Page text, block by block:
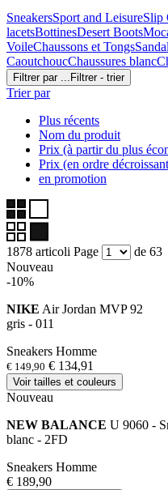
SneakersSport and LeisureSlip
lacetsBottinesDesert Boots
VoileChaussons et Tongs
CaoutchoucChaussures blanc
Filtrer par ... Filtrer - trier
Trier par
Plus récents
Nom du produit
Prix (à partir du plus
Prix (en ordre
en promotion
1878 articoli Page
de 63
Nouveau
-10%
NIKE Air Jordan MVP 92
gris - 011
Sneakers Homme
€ 149,90 € 134,91
Voir tailles et couleurs
Nouveau
NEW BALANCE U 9060 -
blanc - 2FD
Sneakers Homme
€ 189,90